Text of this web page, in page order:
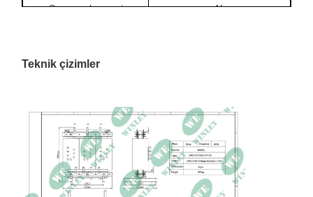
Sargı malzemesi AL
Sıcaklık artışı
Yük kaybı 3757,1W
Empedans %5,93
Boyutlar 1100G × 830D × 1400Y mm
590 kilo
Teknik çizimler